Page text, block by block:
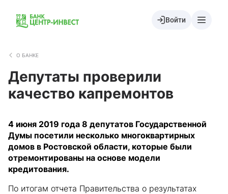
Войти
О БАНКЕ
Депутаты проверили
качество капремонтов
4 июня 2019 года 8 депутатов Государственной
Думы посетили несколько многоквартирных
домов в Ростовской области, которые были
отремонтированы на основе модели
кредитования.
По итогам отчета Правительства о результатах